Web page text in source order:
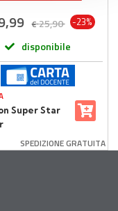
€25,90 -23%
disponibile
Super Star
SPEDIZIONE GRATUITA